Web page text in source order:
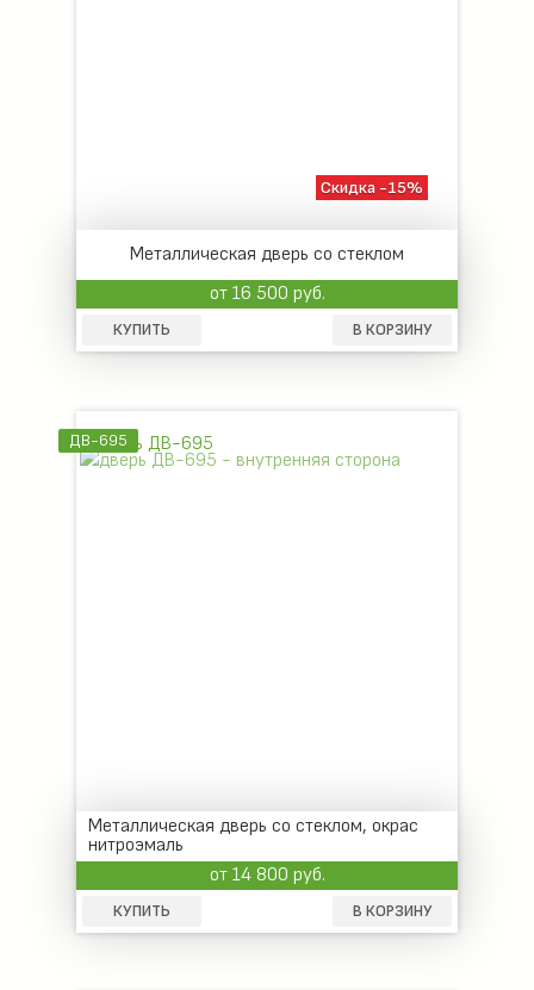
Скидка -15%
Металлическая дверь со стеклом
от 16 500 руб.
КУПИТЬ В КОРЗИНУ
ДВ-695
Металлическая дверь со стеклом, окрас
нитроэмаль
от 14 800 руб.
КУПИТЬ В КОРЗИНУ